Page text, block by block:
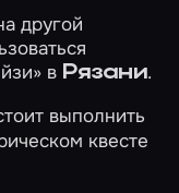
другой
в Рязани.
выполнить
квесте